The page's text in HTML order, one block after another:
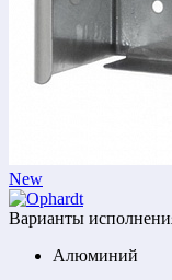
New
Варианты
Алюминий